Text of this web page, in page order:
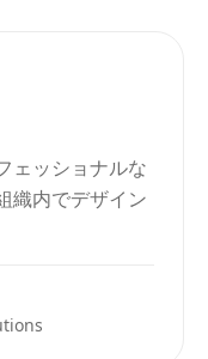
ェッショナルな
織内でデザイン